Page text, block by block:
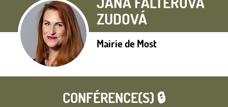
ZUDOVÁ
Mairie de Most
CONFÉRENCE(S) 🔒